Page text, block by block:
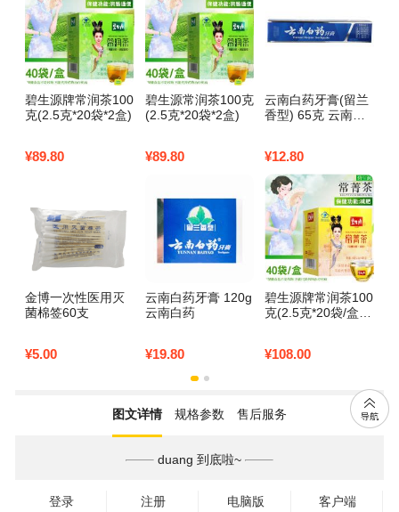
碧生源牌常润茶100
克(2.5克*20袋*2盒)
¥89.80
碧生源常润茶100克
(2.5克*20袋*2盒)
¥89.80
云南白药牙膏(留兰
香型) 65克 云南白
¥12.80
金博一次性医用灭
菌棉签60支
¥5.00
云南白药牙膏 120g
云南白药
¥19.80
碧生源牌常润茶100
克(2.5克*20袋/盒*2
¥108.00
图文详情 规格参数 售后服务
duang 到底啦~
登录 注册 电脑版 客户端